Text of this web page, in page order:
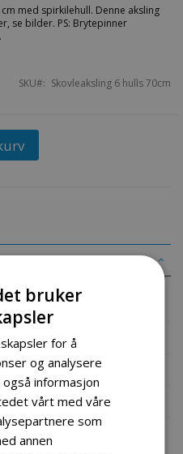
med spirkilehull. Denne aksling
se bilder. PS: Brytepinner
SKU Skovleaksling 6 hulls 70cm
cm med sporkilehull.
6 hulls
bruker
for å
og analysere
informasjon
vårt med våre
som
annen